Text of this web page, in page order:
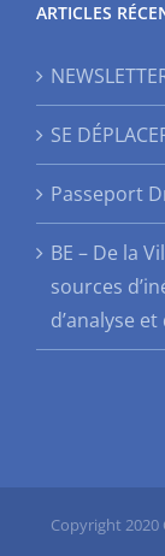
ARTICLES
SE
Passeport
BE – De la
sources
d’analyse
Copyright 2020